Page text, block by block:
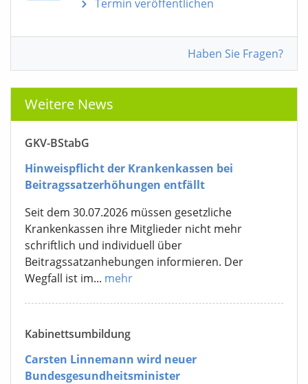
Termin veröffentlichen
Haben Sie Fragen?
Weitere News
GKV-BStabG
Hinweispflicht der Krankenkassen bei
Beitragssatzerhöhungen entfällt
Seit dem 30.07.2026 müssen gesetzliche
Krankenkassen ihre Mitglieder nicht mehr
schriftlich und individuell über
Beitragssatzanhebungen informieren. Der
Wegfall ist im... mehr
Kabinettsumbildung
Carsten Linnemann wird neuer
Bundesgesundheitsminister